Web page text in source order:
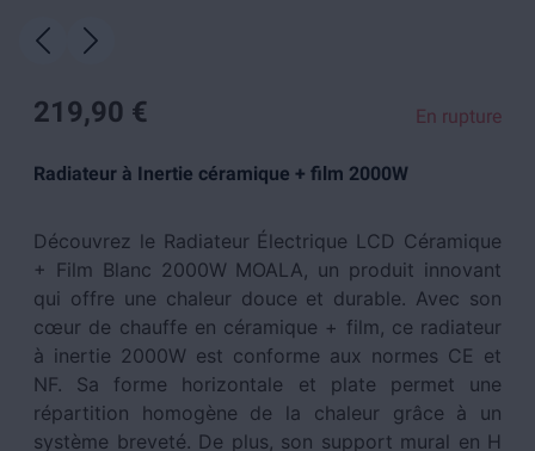
219,90 € En rupture
Radiateur à Inertie céramique + film 2000W
Découvrez le Radiateur Électrique LCD Céramique
+ Film Blanc 2000W MOALA, un produit innovant
qui offre une chaleur douce et durable. Avec son
cœur de chauffe en céramique + film, ce radiateur
à inertie 2000W est conforme aux normes CE et
NF. Sa forme horizontale et plate permet une
répartition homogène de la chaleur grâce à un
système breveté. De plus, son support mural en H